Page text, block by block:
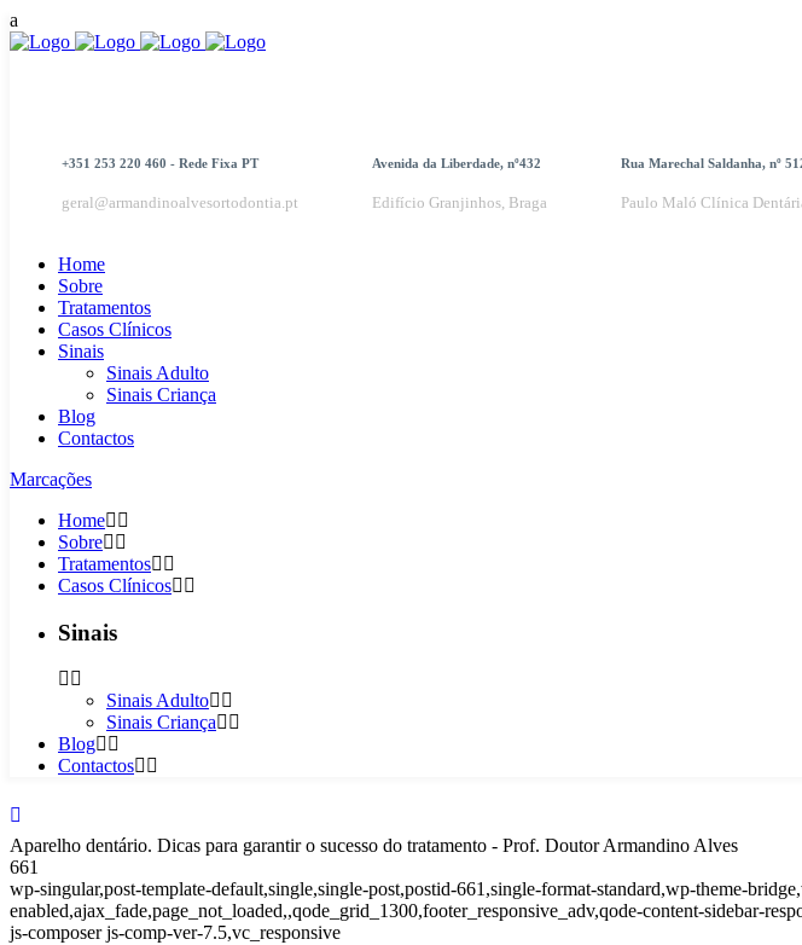
+351 253 220 460 - Rede Fixa PT
geral@armandinoalvesortodontia.pt
Avenida da Liberdade, nº432
Edifício Granjinhos, Braga
Rua Marechal Saldanha, nº
Paulo Maló Clínica
Home
Sobre
Tratamentos
Casos Clínicos
Sinais
Sinais Adulto
Sinais Criança
Blog
Contactos
Marcações
Home
Sobre
Tratamentos
Casos Clínicos
Sinais
Sinais Adulto
Sinais Criança
Blog
Contactos
Aparelho dentário. Dicas para garantir o sucesso do tratamento - Prof. Doutor Armandino Alves
661
wp-singular,post-template-default,single,single-post,postid-661,single-format-standard,wp-theme-
enabled,ajax_fade,page_not_loaded,,qode_grid_1300,footer_responsive_adv,qode-content-sidebar-
js-composer js-comp-ver-7.5,vc_responsive